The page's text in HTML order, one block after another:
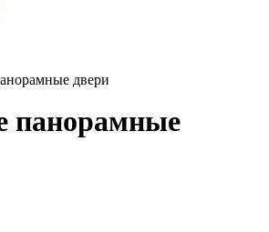
двери
панорамные